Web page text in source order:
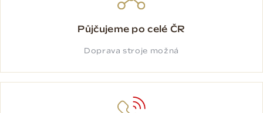
Půjčujeme po celé ČR
Doprava stroje možná